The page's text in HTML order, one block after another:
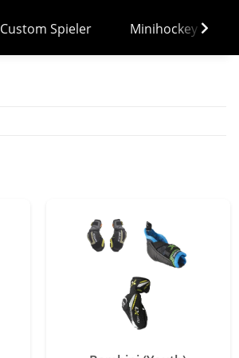
Custom Spieler Minihockey